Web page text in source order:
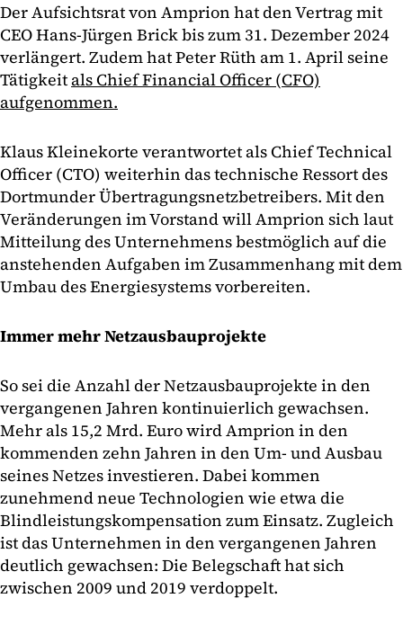
Der Aufsichtsrat von Amprion hat den Vertrag mit
CEO Hans-Jürgen Brick bis zum 31. Dezember 2024
verlängert. Zudem hat Peter Rüth am 1. April seine
Tätigkeitals Chief Financial Officer (CFO)
aufgenommen.
Klaus Kleinekorte verantwortet als Chief Technical
Officer (CTO) weiterhin das technische Ressort des
Dortmunder Übertragungsnetzbetreibers. Mit den
Veränderungen im Vorstand will Amprion sich laut
Mitteilung des Unternehmens bestmöglich auf die
anstehenden Aufgaben im Zusammenhang mit dem
Umbau des Energiesystems vorbereiten.
Immer mehr Netzausbauprojekte
So sei die Anzahl der Netzausbauprojekte in den
vergangenen Jahren kontinuierlich gewachsen.
Mehr als 15,2 Mrd. Euro wird Amprion in den
kommenden zehn Jahren in den Um- und Ausbau
seines Netzes investieren. Dabei kommen
zunehmend neue Technologien wie etwa die
Blindleistungskompensation zum Einsatz. Zugleich
ist das Unternehmen in den vergangenen Jahren
deutlich gewachsen: Die Belegschaft hat sich
zwischen 2009 und 2019 verdoppelt.